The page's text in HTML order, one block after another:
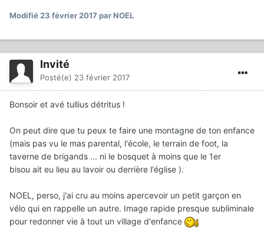
Modifié23 février 2017 par NOEL
Invité
Posté(e) 23 février 2017
Bonsoir et avé tullius détritus !
On peut dire que tu peux te faire une montagne de ton enfance
(mais pas vu le mas parental, l'école, le terrain de foot, la
taverne de brigands ... ni le bosquet à moins que le 1er
bisou ait eu lieu au lavoir ou derrière l'église ).
NOEL, perso, j'ai cru au moins apercevoir un petit garçon en
vélo qui en rappelle un autre. Image rapide presque subliminale
pour redonner vie à tout un village d'enfance